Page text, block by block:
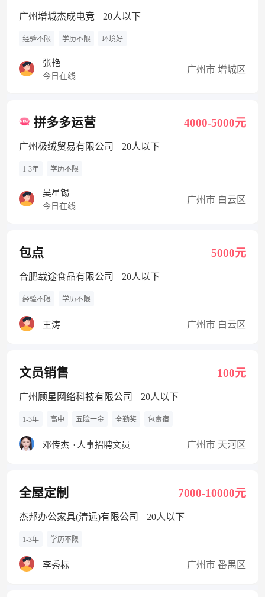
广州增城杰成电竞 20人以下
经验不限 学历不限 环境好
张艳
今日在线
广州市 增城区
拼多多运营 4000-5000元
广州极绒贸易有限公司 20人以下
1-3年 学历不限
吴星锡
今日在线
广州市 白云区
包点 5000元
合肥载途食品有限公司 20人以下
经验不限 学历不限
王涛 广州市 白云区
文员销售 100元
广州顾星网络科技有限公司 20人以下
1-3年 高中 五险一金 全勤奖 包食宿
邓传杰 · 人事招聘文员 广州市 天河区
全屋定制 7000-10000元
杰邦办公家具(清远)有限公司 20人以下
1-3年 学历不限
李秀标 广州市 番禺区